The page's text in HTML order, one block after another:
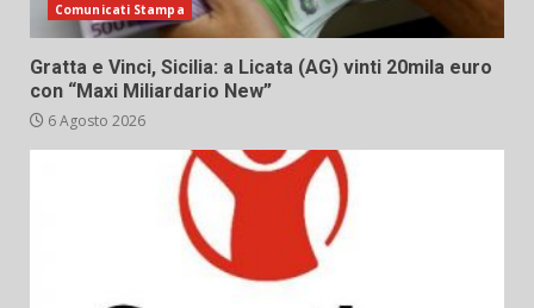
Comunicati Stampa
Gratta e Vinci, Sicilia: a Licata (AG) vinti 20mila euro
con “Maxi Miliardario New”
6 Agosto 2026